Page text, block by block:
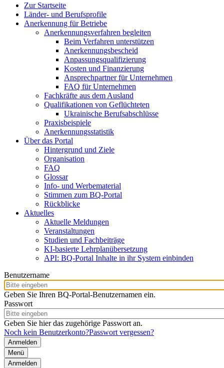
Zur Startseite
Länder- und Berufsprofile
Anerkennung für Betriebe
Anerkennungsverfahren begleiten
Beim Verfahren unterstützen
Anerkennungsbescheid
Anpassungsqualifizierung
Kosten und Finanzierung
Ansprechpartner für Unternehmen
FAQ für Unternehmen
Fachkräfte aus dem Ausland
Qualifikationen von Geflüchteten
Ukrainische Berufsabschlüsse
Praxisbeispiele
Anerkennungsstatistik
Über das Portal
Hintergrund und Ziele
Organisation
FAQ
Glossar
Info- und Werbematerial
Stimmen zum BQ-Portal
Rückblicke
Aktuelles
Aktuelle Meldungen
Veranstaltungen
Studien und Fachbeiträge
KI-basierte Lehrplanübersetzung
API: BQ-Portal Inhalte in ihr System einbinden
Benutzername
Geben Sie Ihren BQ-Portal-Benutzernamen ein.
Passwort
Geben Sie hier das zugehörige Passwort an.
Noch kein Benutzerkonto?Passwort vergessen?
Menü
Anmelden